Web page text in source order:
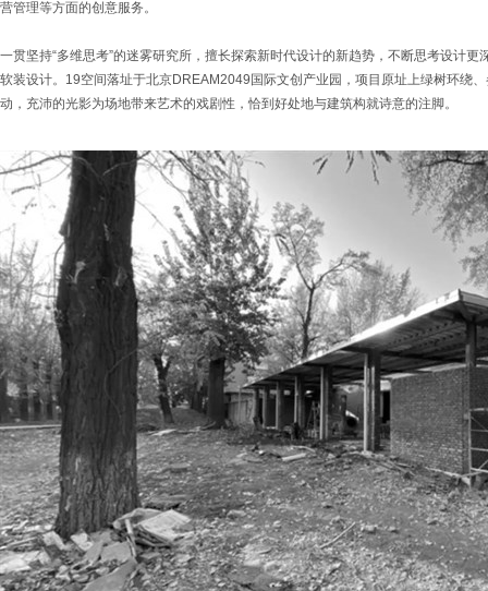
营管理等方面的创意服务。
一贯坚持“多维思考”的迷雾研究所，擅长探索新时代设计的新趋势，不断思考设计
软装设计。19空间落址于北京DREAM2049国际文创产业园，项目原址上绿树环绕
动，充沛的光影为场地带来艺术的戏剧性，恰到好处地与建筑构就诗意的注脚。